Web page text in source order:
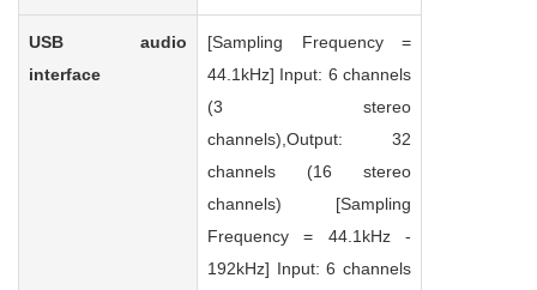
USB audio
interface
[Sampling Frequency =
44.1kHz] Input: 6 channels
(3 stereo
channels),Output: 32
channels (16 stereo
channels) [Sampling
Frequency = 44.1kHz -
192kHz] Input: 6 channels